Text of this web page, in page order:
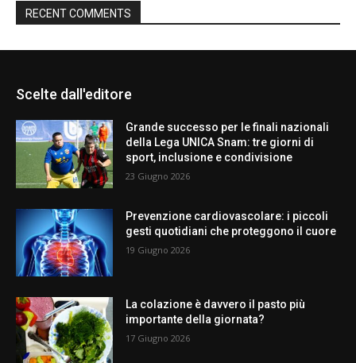
RECENT COMMENTS
Scelte dall'editore
Grande successo per le finali nazionali
della Lega UNICA Snam: tre giorni di
sport, inclusione e condivisione
23 Giugno 2026
Prevenzione cardiovascolare: i piccoli
gesti quotidiani che proteggono il cuore
19 Giugno 2026
La colazione è davvero il pasto più
importante della giornata?
17 Giugno 2026